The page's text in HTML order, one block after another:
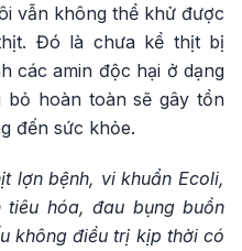
vẫn không thể khử được
Đó là chưa kể thịt bị
các amin độc hại ở dạng
bỏ hoàn toàn sẽ gây tổn
đến sức khỏe.
lợn bệnh, vi khuẩn Ecoli,
hóa, đau bụng buồn
không điều trị kịp thời có